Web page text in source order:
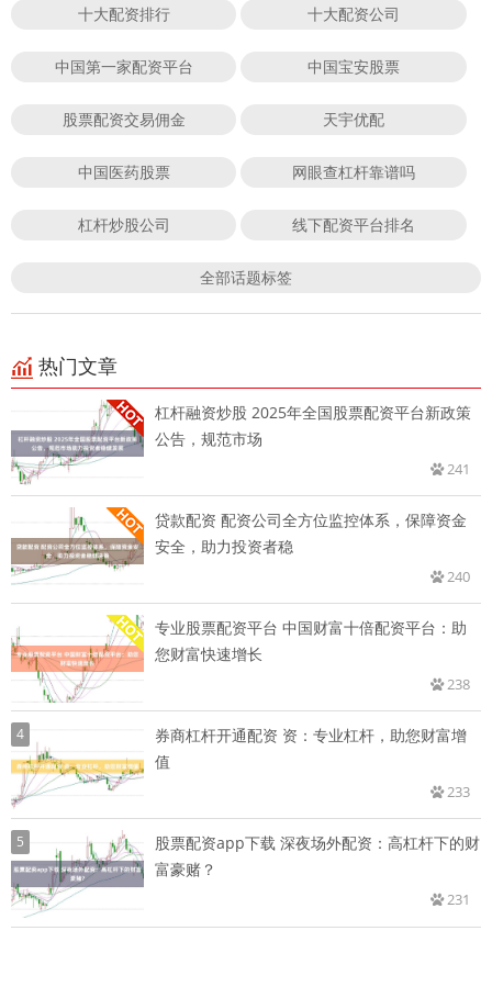
十大配资排行 十大配资公司
中国第一家配资平台 中国宝安股票
股票配资交易佣金 天宇优配
中国医药股票 网眼查杠杆靠谱吗
杠杆炒股公司 线下配资平台排名
全部话题标签
热门文章
杠杆融资炒股 2025年全国股票配资平台新政策
公告，规范市场
241
贷款配资 配资公司全方位监控体系，保障资金
安全，助力投资者稳
240
专业股票配资平台 中国财富十倍配资平台：助
您财富快速增长
238
4
券商杠杆开通配资 资：专业杠杆，助您财富增
值
233
5
股票配资app下载 深夜场外配资：高杠杆下的财
富豪赌？
231